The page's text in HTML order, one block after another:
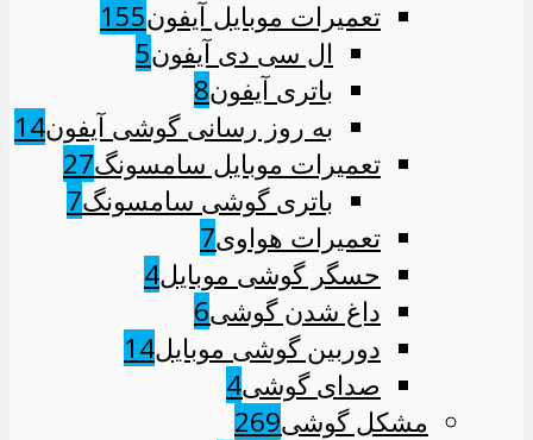
تعمیرات موبایل آیفون155
ال سی دی آیفون5
باتری آیفون8
به روز رسانی گوشی آیفون14
تعمیرات موبایل سامسونگ27
باتری گوشی سامسونگ7
تعمیرات هواوی7
حسگر گوشی موبایل4
داغ شدن گوشی6
دوربین گوشی موبایل14
صدای گوشی4
مشکل گوشی269